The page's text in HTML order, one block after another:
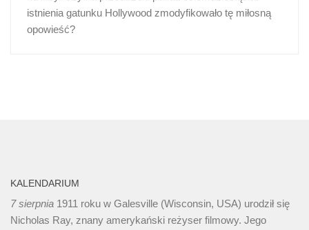
istnienia gatunku Hollywood zmodyfikowało tę miłosną
opowieść?
KALENDARIUM
7 sierpnia 1911 roku w Galesville (Wisconsin, USA) urodził się
Nicholas Ray, znany amerykański reżyser filmowy. Jego